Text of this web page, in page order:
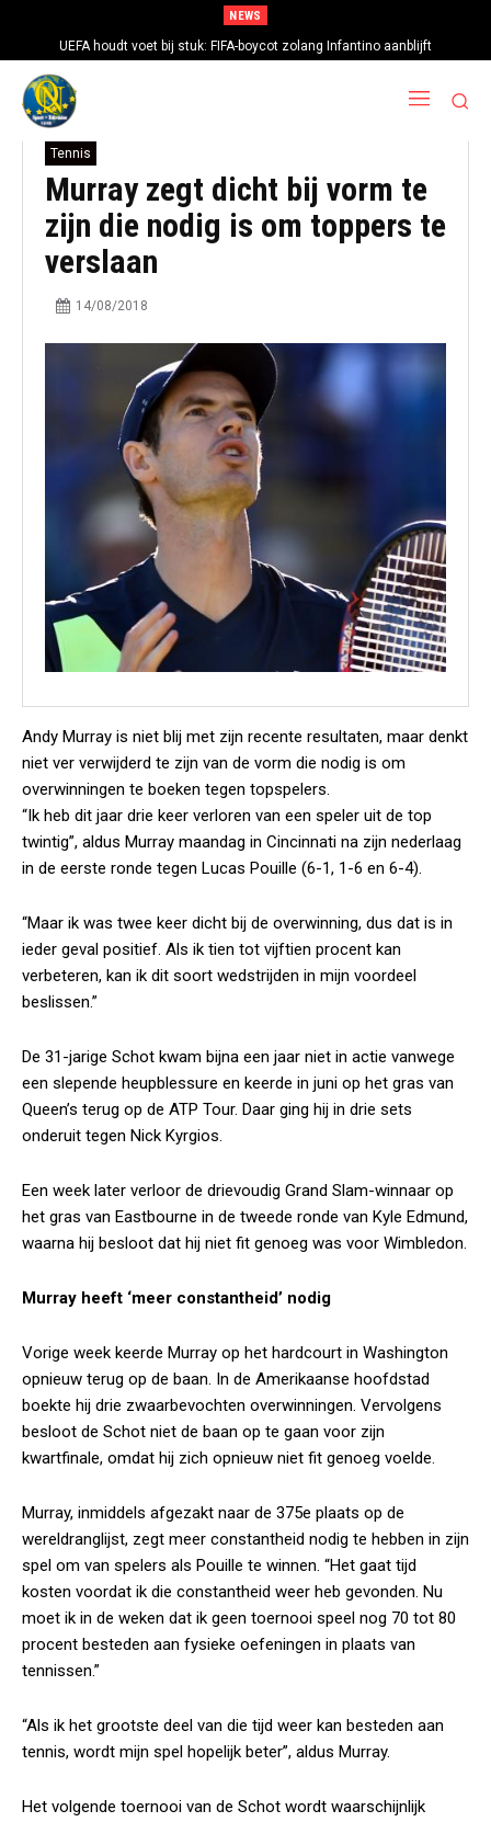
NEWS
UEFA houdt voet bij stuk: FIFA-boycot zolang Infantino aanblijft
Tennis
Murray zegt dicht bij vorm te
zijn die nodig is om toppers te
verslaan
14/08/2018
Andy Murray is niet blij met zijn recente resultaten, maar denkt
niet ver verwijderd te zijn van de vorm die nodig is om
overwinningen te boeken tegen topspelers.
“Ik heb dit jaar drie keer verloren van een speler uit de top
twintig”, aldus Murray maandag in Cincinnati na zijn nederlaag
in de eerste ronde tegen Lucas Pouille (6-1, 1-6 en 6-4).
“Maar ik was twee keer dicht bij de overwinning, dus dat is in
ieder geval positief. Als ik tien tot vijftien procent kan
verbeteren, kan ik dit soort wedstrijden in mijn voordeel
beslissen.”
De 31-jarige Schot kwam bijna een jaar niet in actie vanwege
een slepende heupblessure en keerde in juni op het gras van
Queen’s terug op de ATP Tour. Daar ging hij in drie sets
onderuit tegen Nick Kyrgios.
Een week later verloor de drievoudig Grand Slam-winnaar op
het gras van Eastbourne in de tweede ronde van Kyle Edmund,
waarna hij besloot dat hij niet fit genoeg was voor Wimbledon.
Murray heeft ‘meer constantheid’ nodig
Vorige week keerde Murray op het hardcourt in Washington
opnieuw terug op de baan. In de Amerikaanse hoofdstad
boekte hij drie zwaarbevochten overwinningen. Vervolgens
besloot de Schot niet de baan op te gaan voor zijn
kwartfinale, omdat hij zich opnieuw niet fit genoeg voelde.
Murray, inmiddels afgezakt naar de 375e plaats op de
wereldranglijst, zegt meer constantheid nodig te hebben in zijn
spel om van spelers als Pouille te winnen. “Het gaat tijd
kosten voordat ik die constantheid weer heb gevonden. Nu
moet ik in de weken dat ik geen toernooi speel nog 70 tot 80
procent besteden aan fysieke oefeningen in plaats van
tennissen.”
“Als ik het grootste deel van die tijd weer kan besteden aan
tennis, wordt mijn spel hopelijk beter”, aldus Murray.
Het volgende toernooi van de Schot wordt waarschijnlijk